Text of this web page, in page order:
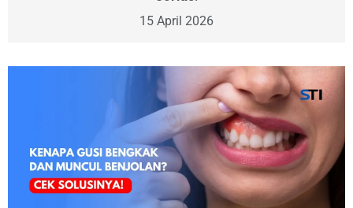
15 April 2026